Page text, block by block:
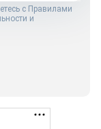
с Правилами
и